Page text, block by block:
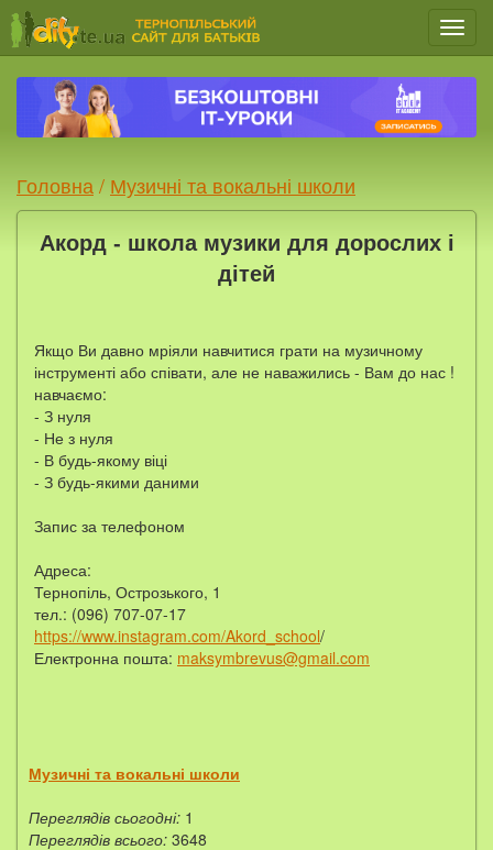
Меню
Головна / Музичні та вокальні школи
Акорд - школа музики для дорослих і
дітей
Якщо Ви давно мріяли навчитися грати на музичному
інструменті або співати, але не наважились - Вам до нас !
навчаємо:
- З нуля
- Не з нуля
- В будь-якому віці
- З будь-якими даними
Запис за телефоном
Адреса:
Тернопіль, Острозького, 1
тел.: (096) 707-07-17
https://www.instagram.com/Akord_school/
Електронна пошта: maksymbrevus@gmail.com
Музичні та вокальні школи
Переглядів сьогодні: 1
Переглядів всього: 3648